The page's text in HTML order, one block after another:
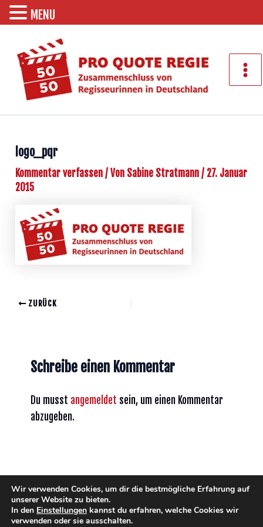
springen
logo_pqr
Kommentar verfassen/ Von Sabine Stratmann/ 27. Januar
2015
ZURÜCK
Schreibe einen Kommentar
Du musst angemeldet sein, um einen Kommentar
abzugeben.
MENU
Wir verwenden Cookies, um dir die bestmögliche Erfahrung auf
unserer Website zu bieten.
In den Einstellungen kannst du erfahren, welche Cookies wir
verwenden oder sie ausschalten.